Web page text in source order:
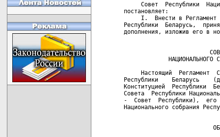
Совет  Республики
постановляет:
I.  Внести в Регламент
Республики  Беларусь,
дополнения, изложив его в
НАЦИОНАЛЬНОГО
Настоящий  Регламент
Республики    Беларусь
Конституцией  Республики
Совета  Республики
-  Совет  Республики),  его
Национального собрания